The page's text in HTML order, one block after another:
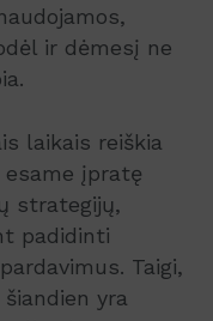
ir dėmesį ne
laikais reiškia
įpratę
strategijų,
padidinti
Taigi,
yra